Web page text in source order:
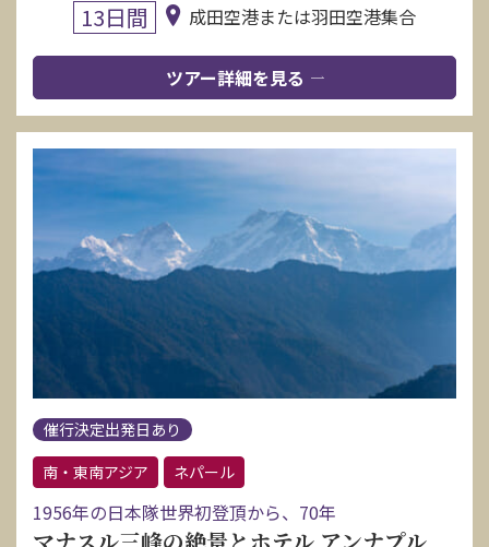
13日間 成田空港または羽田空港集合
ツアー詳細を見る
催行決定出発日あり
南・東南アジア
ネパール
1956年の日本隊世界初登頂から、70年